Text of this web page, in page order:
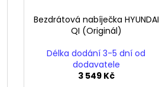
Bezdrátová nabíječka HYUNDAI
QI (Originál)
Délka dodání 3-5 dní od
dodavatele
3 549 Kč